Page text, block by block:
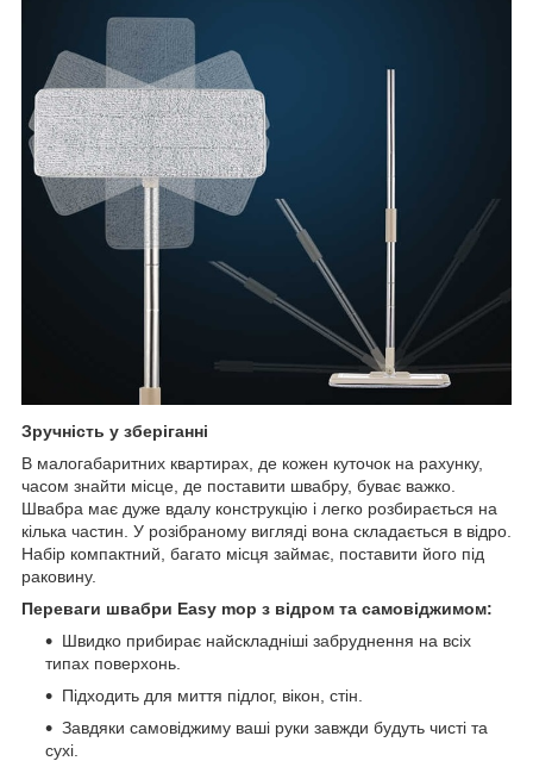
Зручність у зберіганні
В малогабаритних квартирах, де кожен куточок на рахунку,
часом знайти місце, де поставити швабру, буває важко.
Швабра має дуже вдалу конструкцію і легко розбирається на
кілька частин. У розібраному вигляді вона складається в відро.
Набір компактний, багато місця займає, поставити його під
раковину.
Переваги швабри Easy mop з відром та самовіджимом:
Швидко прибирає найскладніші забруднення на всіх
типах поверхонь.
Підходить для миття підлог, вікон, стін.
Завдяки самовіджиму ваші руки завжди будуть чисті та
сухі.